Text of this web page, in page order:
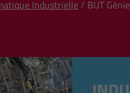
Industrielle/ BUT